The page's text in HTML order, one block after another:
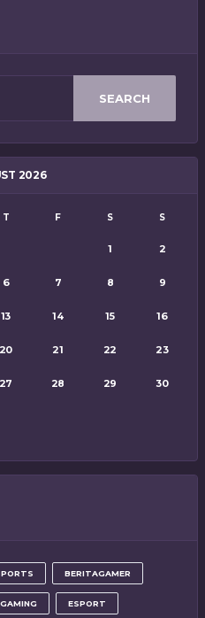
SEARCH
2026
T F S S
1 2
6 7 8 9
13 14 15 16
20 21 22 23
27 28 29 30
BERITAGAMER
ESPORT